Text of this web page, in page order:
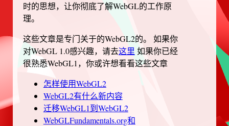
时的思想，让你彻底了解WebGL的工作原
理。
这些文章是专门关于的WebGL2的。 如果你
对WebGL 1.0感兴趣，请去这里 如果你已经
很熟悉WebGL1，你或许想看看这些文章
怎样使用WebGL2
WebGL2有什么新内容
迁移WebGL1到WebGL2
WebGLFundamentals.org和